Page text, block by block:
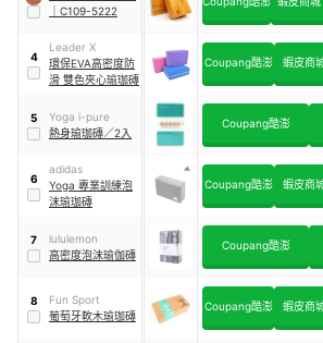
C109-5222
4
Leader X
環保EVA高密度防
滑 雙色夾心瑜珈磚
Coupang酷澎 蝦皮商
5
Yoga i-pure
熱身瑜珈磚／2入
Coupang酷澎
6
adidas
Yoga 專業訓練泡
沫瑜珈磚
Coupang酷澎 蝦皮商
7
lululemon
高密度泡沫瑜伽磚
Coupang酷澎
8
Fun Sport
葡萄牙軟木瑜珈磚
Coupang酷澎 蝦皮商